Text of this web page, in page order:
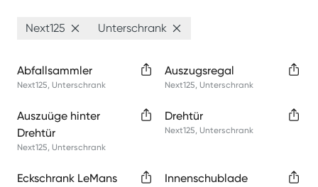
Next125 Unterschrank
Abfallsammler
Next125, Unterschrank
Auszugsregal
Next125, Unterschrank
Auszuüge hinter
Drehtür
Next125, Unterschrank
Drehtür
Next125, Unterschrank
Eckschrank LeMans Innenschublade